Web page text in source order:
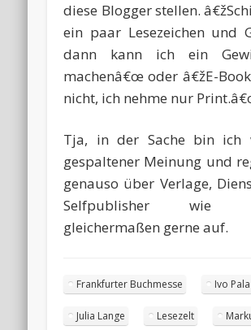
diese Blogger stellen.
ein paar Lesezeichen und
dann kann ich ein
machenâ€œ oder â€žE-
nicht, ich nehme nur
Tja, in der Sache bin ich
gespaltener Meinung und
genauso über Verlage,
Selfpublisher wie
gleichermaßen gerne auf.
Frankfurter Buchmesse Ivo Pala
Julia Lange Lesezelt